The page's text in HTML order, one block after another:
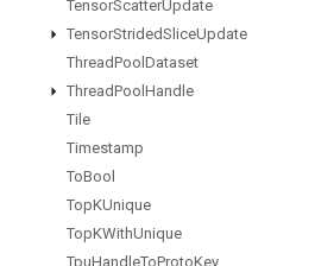
TensorScatterUpdate
TensorStridedSliceUpdate
ThreadPool Dataset
ThreadPool Handle
Tile
Timestamp
ToBool
TopKUnique
TopKWithUnique
TpuHandleToProtoKey